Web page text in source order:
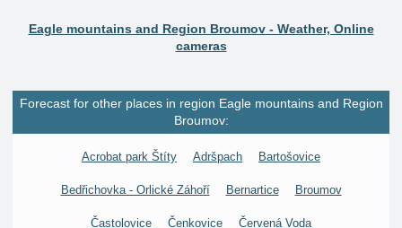
Eagle mountains and Region Broumov - Weather, Online
cameras
Forecast for other places in region Eagle mountains and Region
Broumov:
Acrobat park Štíty Adršpach Bartošovice
Bedřichovka - Orlické Záhoří Bernartice Broumov
Častolovice Čenkovice Červená Voda